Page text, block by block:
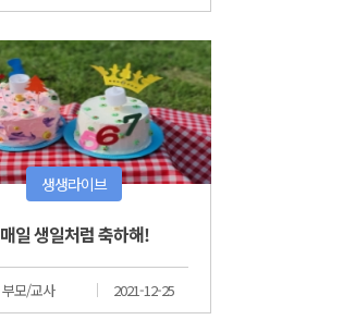
생생라이브
매일 생일처럼 축하해!
부모/교사 2021-12-25